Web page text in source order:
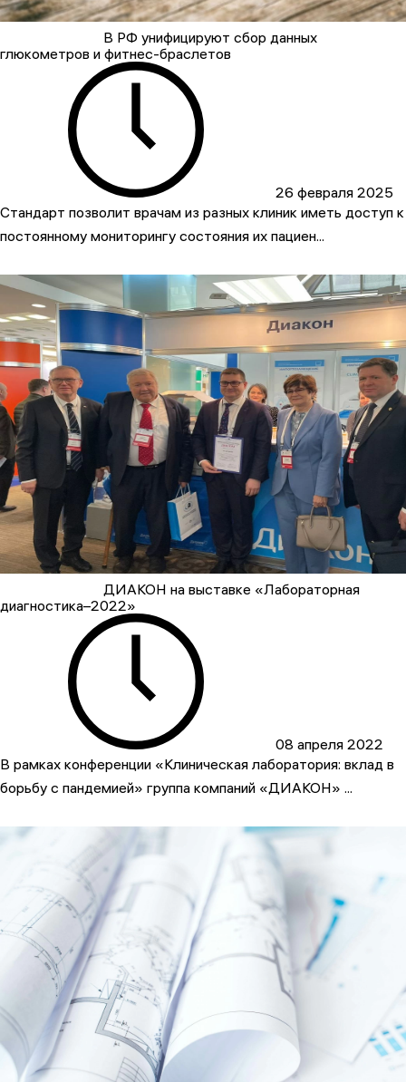
В РФ унифицируют сбор данных
глюкометров и фитнес-браслетов
26 февраля 2025
Стандарт позволит врачам из разных клиник иметь доступ к
постоянному мониторингу состояния их пациен...
ДИАКОН на выставке «Лабораторная
диагностика–2022»
08 апреля 2022
В рамках конференции «Клиническая лаборатория: вклад в
борьбу с пандемией» группа компаний «ДИАКОН» ...